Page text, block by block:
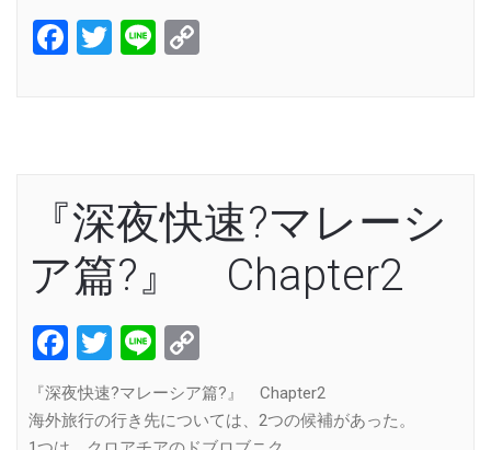
Facebook
Twitter
Line
『深夜快速?マレーシ
ア篇?』 Chapter2
Facebook
Twitter
Line
Link
『深夜快速?マレーシア篇?』 Chapter2
海外旅行の行き先については、2つの候補があった。